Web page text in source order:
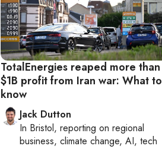
TotalEnergies reaped more than
$1B profit from Iran war: What to
know
Jack Dutton
In Bristol, reporting on regional
business, climate change, AI, tech